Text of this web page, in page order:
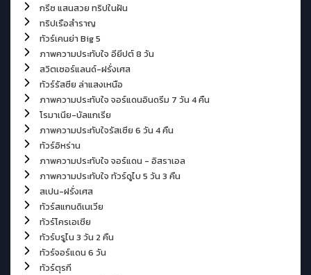
กรีซ แสนสวย ทริปในฝัน
ทริปเรือสำราญ
ทัวร์เคนย่า Big 5
ภาพความประทับใจ อียีปต์ 8 วัน
สวิตเซอร์แลนด์-ฝรั่งเศส
ทัวร์รัสซีย ล่าแสงเหนือ
ภาพความประทับใจ จอร์แดนอินดรีม 7 วัน 4 คืน
โรมาเนีย-บัลแกเรีย
ภาพความประทับใจรัสเซีย 6 วัน 4 คืน
ทัวร์อิหร่าน
ภาพความประทับใจ จอร์แดน - อิสราเอล
ภาพความประทับใจ ทัวร์ดูไบ 5 วัน 3 คืน
สเปน-ฝรั่งเศส
ทัวร์สแกนดิเนเวีย
ทัวร์โครเอเชีย
ทัวร์บรูไน 3 วัน 2 คืน
ทัวร์จอร์แดน 6 วัน
ทัวร์ตุรกี